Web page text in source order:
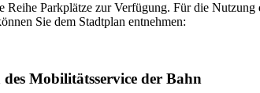
Reihe Parkplätze zur Verfügung. Für die
Sie dem Stadtplan entnehmen:
Mobilitätsservice der Bahn